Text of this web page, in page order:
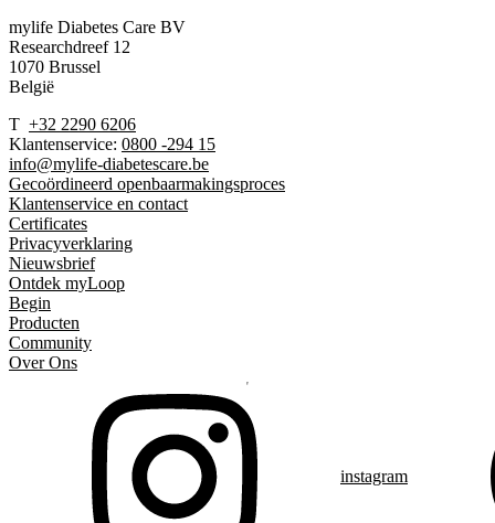
mylife Diabetes Care BV
Researchdreef 12
1070 Brussel
België
T +32 2290 6206
Klantenservice: 0800 -294 15
info@mylife-diabetescare.be
Gecoördineerd openbaarmakingsproces
Klantenservice en contact
Certificates
Privacyverklaring
Nieuwsbrief
Ontdek myLoop
Begin
Producten
Community
Over Ons
instagram